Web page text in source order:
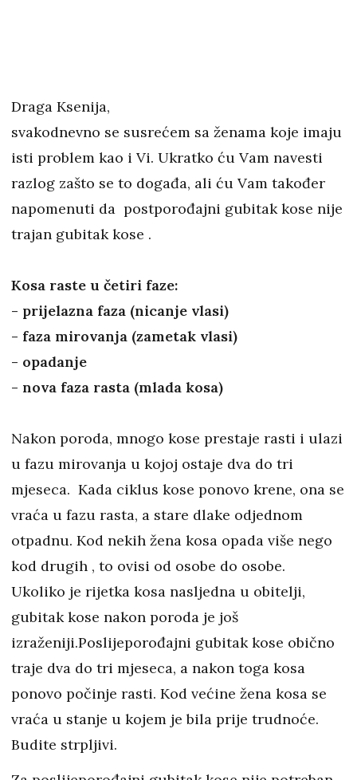
Draga Ksenija,
svakodnevno se susrećem sa ženama koje imaju
isti problem kao i Vi. Ukratko ću Vam navesti
razlog zašto se to događa, ali ću Vam također
napomenuti da postporođajni gubitak kose nije
trajan gubitak kose .
Kosa raste u četiri faze:
- prijelazna faza (nicanje vlasi)
- faza mirovanja (zametak vlasi)
- opadanje
- nova faza rasta (mlada kosa)
Nakon poroda, mnogo kose prestaje rasti i ulazi
u fazu mirovanja u kojoj ostaje dva do tri
mjeseca. Kada ciklus kose ponovo krene, ona se
vraća u fazu rasta, a stare dlake odjednom
otpadnu. Kod nekih žena kosa opada više nego
kod drugih , to ovisi od osobe do osobe.
Ukoliko je rijetka kosa nasljedna u obitelji,
gubitak kose nakon poroda je još
izraženiji.Poslijeporođajni gubitak kose obično
traje dva do tri mjeseca, a nakon toga kosa
ponovo počinje rasti. Kod većine žena kosa se
vraća u stanje u kojem je bila prije trudnoće.
Budite strpljivi.